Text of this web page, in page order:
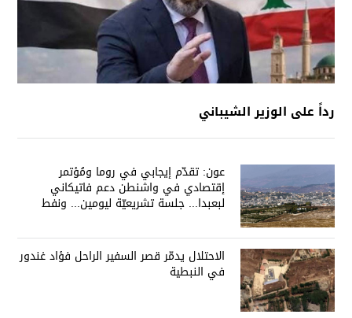
رداً على الوزير الشيباني
عون: تقدّم إيجابي في روما ومُؤتمر
إقتصادي في واشنطن دعم فاتيكاني
لبعبدا... جلسة تشريعيّة ليومين... ونفط
الاحتلال يدمّر قصر السفير الراحل فؤاد غندور
في النبطية